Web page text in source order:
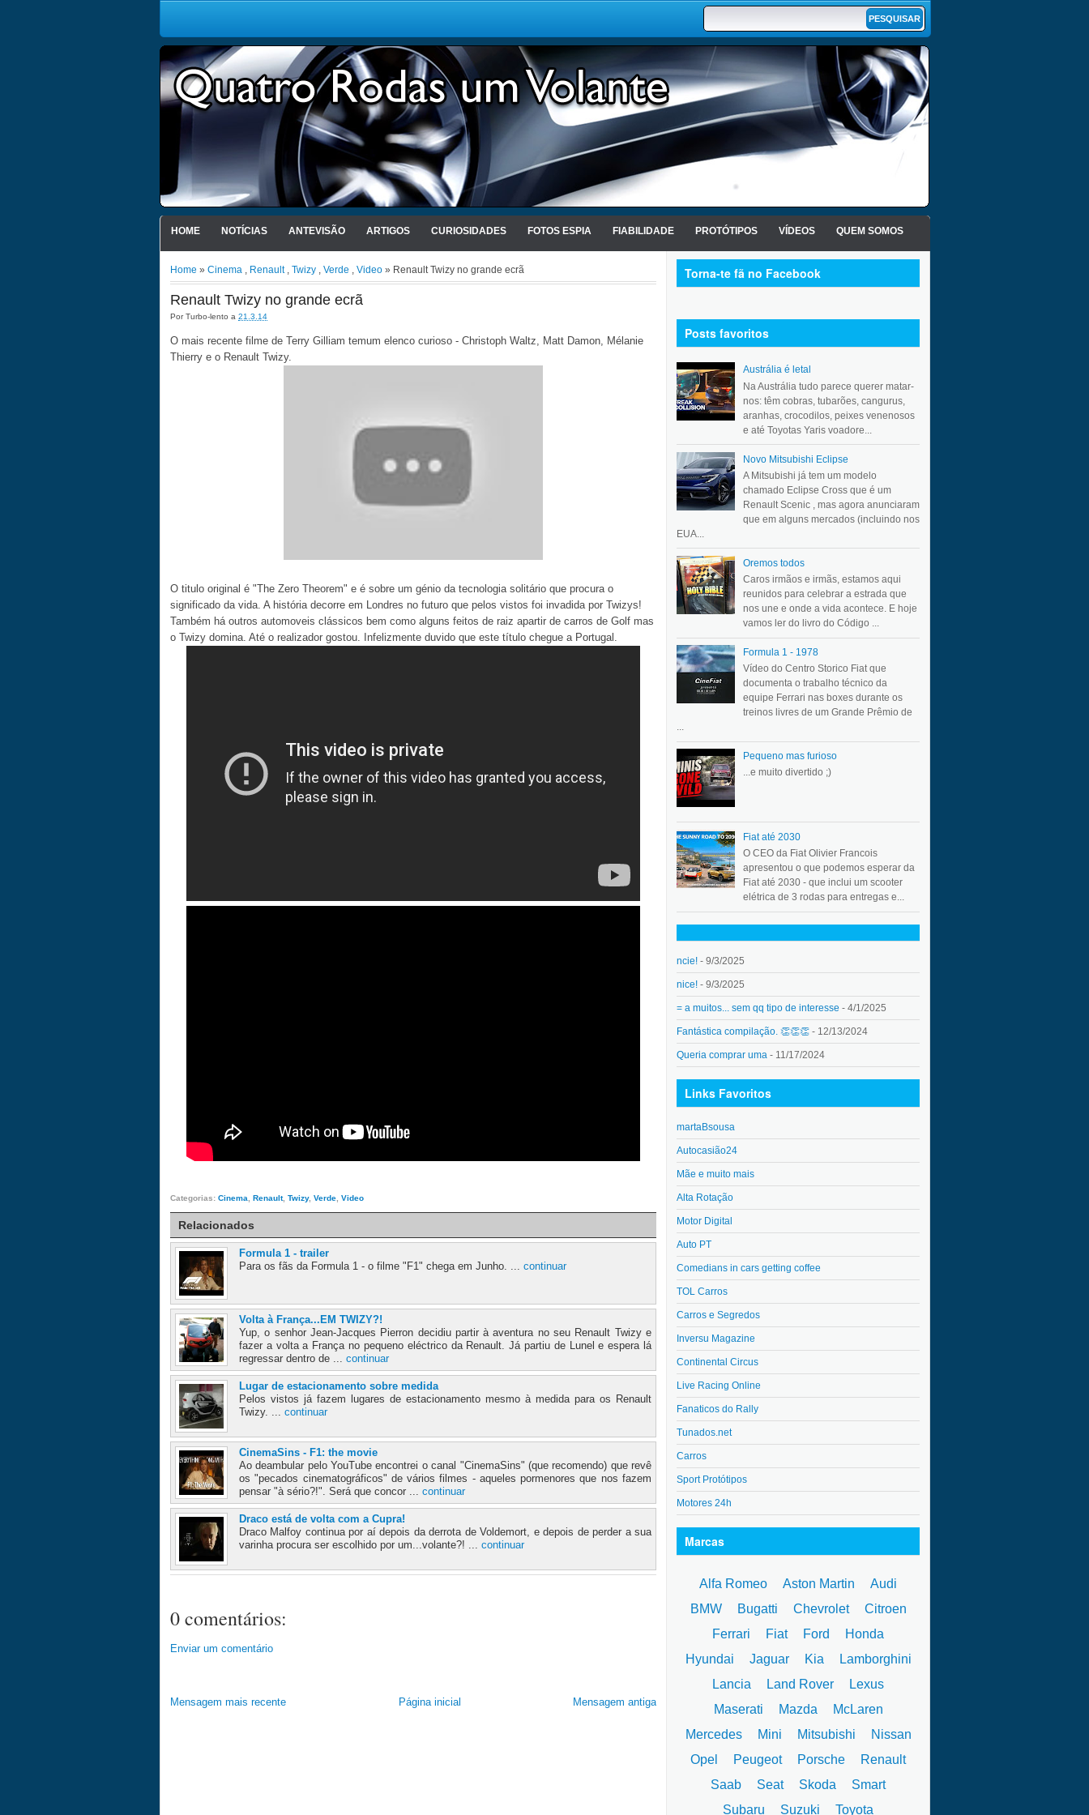
HOME NOTÍCIAS ANTEVISÃO ARTIGOS CURIOSIDADES FOTOS ESPIA FIABILIDADE PROTÓTIPOS VÍDEOS QUEM SOMOS
Home » Cinema , Renault, Twizy , Verde , Video » Renault Twizy no grande ecrã
Renault Twizy no grande ecrã
PorTurbo-lento a 21.3.14
O mais recente filme de Terry Gilliam temum elenco curioso - Christoph Waltz, Matt Damon, Mélanie
Thierry e o Renault Twizy.
O titulo original é "The Zero Theorem" e é sobre um génio da tecnologia solitário que procura o
significado da vida. A história decorre em Londres no futuro que pelos vistos foi invadida por Twizys!
Também há outros automoveis clássicos bem como alguns feitos de raiz apartir de carros de Golf mas
o Twizy domina. Até o realizador gostou. Infelizmente duvido que este título chegue a Portugal.
Categorias: Cinema Renault, Twizy, Verde Video
Relacionados
Formula 1 - trailer
Para os fãs da Formula 1 - o filme "F1" chega em Junho. ... continuar
Volta à França...EM TWIZY?!
Yup, o senhor Jean-Jacques Pierron decidiu partir à aventura no seu Renault Twizy e
fazer a volta a França no pequeno eléctrico da Renault. Já partiu de Lunel e espera lá
regressar dentro de ... continuar
Lugar de estacionamento sobre medida
Pelos vistos já fazem lugares de estacionamento mesmo à medida para os Renault
Twizy. ... continuar
CinemaSins - F1: the movie
Ao deambular pelo YouTube encontrei o canal "CinemaSins" (que recomendo) que revê
os "pecados cinematográficos" de vários filmes - aqueles pormenores que nos fazem
pensar "à sério?!". Será que concor ... continuar
Draco está de volta com a Cupra!
Draco Malfoy continua por aí depois da derrota de Voldemort, e depois de perder a sua
varinha procura ser escolhido por um...volante?! ... continuar
0 comentários:
Enviar um comentário
Mensagem mais recente Mensagem antiga
Página inicial
Torna-te fã no Facebook
Posts favoritos
Austrália é letal
Na Austrália tudo parece querer matar-
nos: têm cobras, tubarões, cangurus,
aranhas, crocodilos, peixes venenosos
e até Toyotas Yaris voadore...
Novo Mitsubishi Eclipse
A Mitsubishi já tem um modelo
chamado Eclipse Cross que é um
Renault Scenic , mas agora anunciaram
que em alguns mercados (incluindo nos
EUA...
Oremos todos
Caros irmãos e irmãs, estamos aqui
reunidos para celebrar a estrada que
nos une e onde a vida acontece. E hoje
vamos ler do livro do Código ...
Formula 1 - 1978
Vídeo do Centro Storico Fiat que
documenta o trabalho técnico da
equipe Ferrari nas boxes durante os
treinos livres de um Grande Prêmio de
...
Pequeno mas furioso
...e muito divertido ;)
Fiat até 2030
O CEO da Fiat Olivier Francois
apresentou o que podemos esperar da
Fiat até 2030 - que inclui um scooter
elétrica de 3 rodas para entregas e...
ncie! - 9/3/2025
nice! - 9/3/2025
= a muitos... sem qq tipo de interesse - 4/1/2025
Fantástica compilação. 👏👏👏 - 12/13/2024
Queria comprar uma - 11/17/2024
Links Favoritos
martaBsousa
Autocasião24
Mãe e muito mais
Alta Rotação
Motor Digital
Auto PT
Comedians in cars getting coffee
TOL Carros
Carros e Segredos
Inversu Magazine
Continental Circus
Live Racing Online
Fanaticos do Rally
Tunados.net
Carros
Sport Protótipos
Motores 24h
Marcas
Alfa Romeo Aston Martin
Audi
BMW
Bugatti Chevrolet
Citroen
Ferrari
Fiat Ford
Honda
Hyundai
Jaguar Kia
Lamborghini
Lancia
Land Rover
Lexus
Maserati
Mazda
McLaren
Mercedes
Mini Mitsubishi
Nissan
Opel
Peugeot Porsche
Renault
Saab
Seat Skoda
Smart
Subaru
Suzuki Toyota